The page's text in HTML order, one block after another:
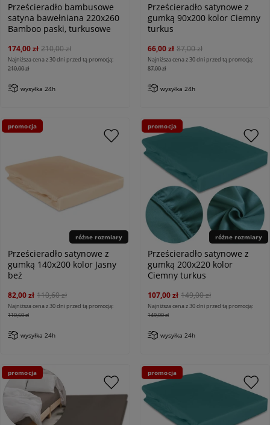
Prześcieradło bambusowe
satyna bawełniana 220x260
Bamboo paski, turkusowe
174,00 zł 210,00 zł
Najniższa cena z 30 dni przed tą promocją:
210,00 zł
wysyłka 24h
Prześcieradło satynowe z
gumką 90x200 kolor Ciemny
turkus
66,00 zł 87,00 zł
Najniższa cena z 30 dni przed tą promocją:
87,00 zł
wysyłka 24h
różne rozmiary
Prześcieradło satynowe z
gumką 140x200 kolor Jasny
beż
82,00 zł 110,60 zł
Najniższa cena z 30 dni przed tą promocją:
110,60 zł
wysyłka 24h
promocja
różne rozmiary
Prześcieradło satynowe z
gumką 200x220 kolor
Ciemny turkus
107,00 zł 149,00 zł
Najniższa cena z 30 dni przed tą promocją:
149,00 zł
wysyłka 24h
promocja
promocja promocja